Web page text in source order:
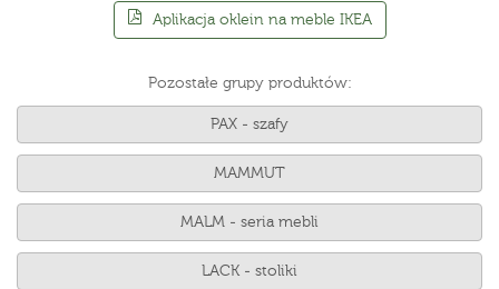
Aplikacja oklein na meble IKEA
Pozostałe grupy produktów:
PAX - szafy
MAMMUT
MALM - seria mebli
LACK - stoliki